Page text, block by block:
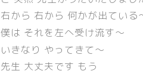
右から 右から 何かが出ている
僕は それを左へ受け流す～
いきなり やってきて～
先生 大丈夫です もう